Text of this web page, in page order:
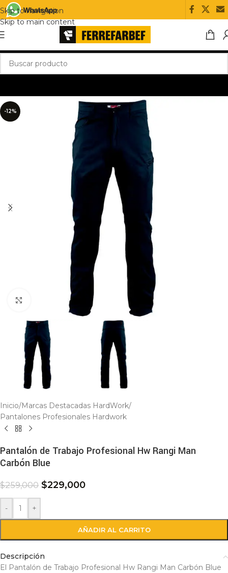
Skip to navigation
Skip to main content
-12%
Click to enlarge
Inicio/Marcas Destacadas HardWork/
Pantalones Profesionales Hardwork
Pantalón de Trabajo Profesional Hw Rangi Man
Carbón Blue
$259,000 $229,000
- +
AÑADIR AL CARRITO
Descripción
El Pantalón de Trabajo Profesional Hw Rangi Man Carbón Blue